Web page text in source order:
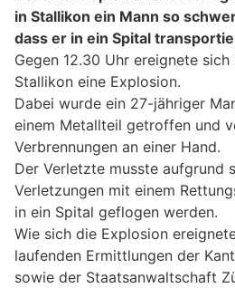
in Stallikon ein Mann so
dass er in ein Spital
Gegen 12.30 Uhr ereignete
Stallikon eine Explosion.
Dabei wurde ein 27-jähriger
einem Metallteil getroffen und
Verbrennungen an einer Hand.
Der Verletzte musste aufgrund
Verletzungen mit einem
in ein Spital geflogen werden.
Wie sich die Explosion
laufenden Ermittlungen der
sowie der Staatsanwaltschaft